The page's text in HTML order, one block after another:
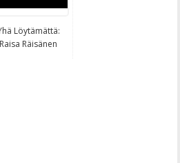
Löytämättä:
Raisa Räisänen